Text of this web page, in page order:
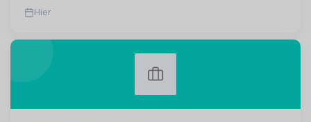
Hier